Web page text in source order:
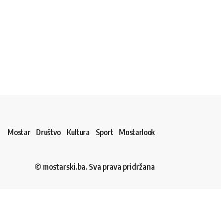
Mostar Društvo Kultura Sport Mostarlook
© mostarski.ba. Sva prava pridržana